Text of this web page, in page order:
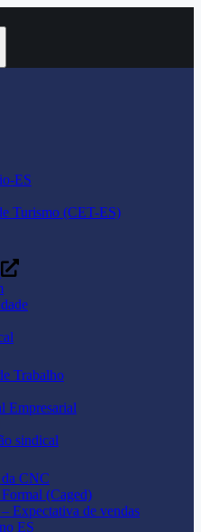
ES
Turismo (CET-ES)
Trabalho
Empresarial
sindical
CNC
(Caged)
Expectativa de vendas
ES